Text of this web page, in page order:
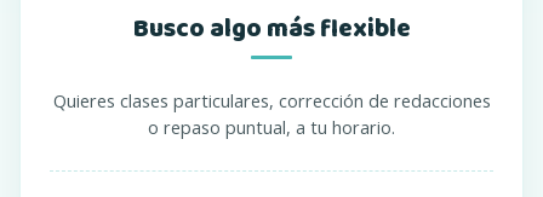
Busco algo más flexible
Quieres clases particulares, corrección de redacciones
o repaso puntual, a tu horario.